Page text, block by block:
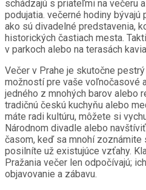
schádzajú s priateľmi na večeru
podujatia. večerné hodiny
ako sú divadelné predstavenia,
historických častiach mesta.
v parkoch alebo na terasách
Večer v Prahe je skutočne
možností pre vaše voľnočasové
jedného z mnohých barov alebo
tradičnú českú kuchyňu alebo
máte radi kultúru, môžete si
Národnom divadle alebo
časom, keď sa mnohí
posilníte už existujúce vzťahy.
Pražania večer len odpočívajú;
objavovanie a zábavu.